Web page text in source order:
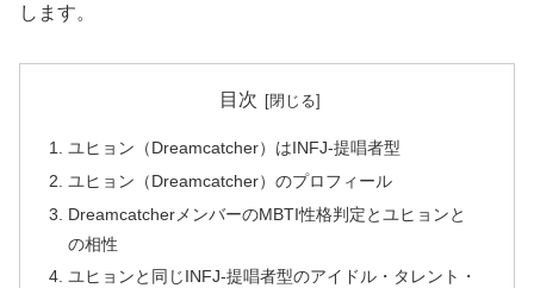
します。
目次
ユヒョン（Dreamcatcher）はINFJ-提唱者型
ユヒョン（Dreamcatcher）のプロフィール
DreamcatcherメンバーのMBTI性格判定とユヒョンと
の相性
ユヒョンと同じINFJ-提唱者型のアイドル・タレント・